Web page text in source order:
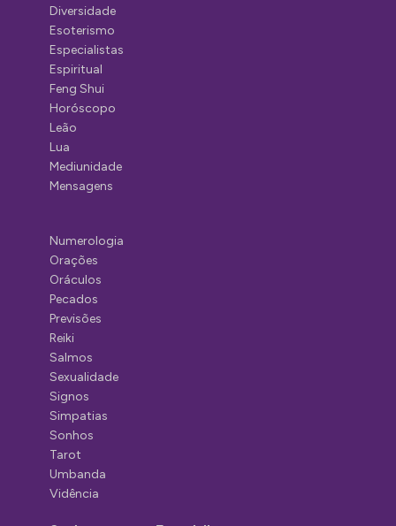
Diversidade
Esoterismo
Especialistas
Espiritual
Feng Shui
Horóscopo
Leão
Lua
Mediunidade
Mensagens
Numerologia
Orações
Oráculos
Pecados
Previsões
Reiki
Salmos
Sexualidade
Signos
Simpatias
Sonhos
Tarot
Umbanda
Vidência